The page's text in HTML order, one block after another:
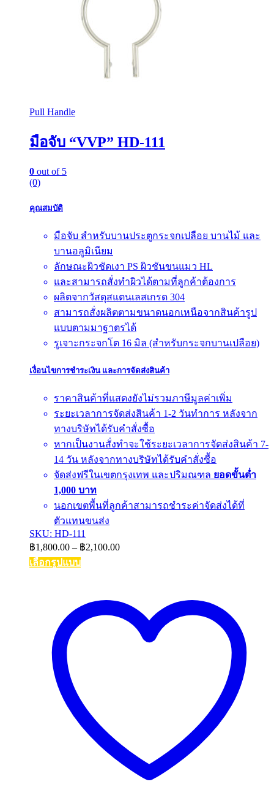
Pull Handle
มือจับ “VVP” HD-111
0 out of 5
(0)
คุณสมบัติ
มือจับ สำหรับบานประตูกระจกเปลือย บานไม้ และ
บานอลูมิเนียม
ลักษณะผิวชัดเงา PS ผิวชันขนแมว HL
และสามารถสั่งทำผิวได้ตามที่ลูกค้าต้องการ
ผลิตจากวัสดุสแตนเลสเกรด 304
สามารถสั่งผลิตตามขนาดนอกเหนือจากสินค้ารูป
แบบตามมาฐาตรได้
รูเจาะกระจกโต 16 มิล (สำหรับกระจกบานเปลือย)
เงื่อนไขการชำระเงิน และการจัดส่งสินค้า
ราคาสินค้าที่แสดงยังไม่รวมภาษีมูลค่าเพิ่ม
ระยะเวลาการจัดส่งสินค้า 1-2 วันทำการ หลังจาก
ทางบริษัทได้รับคำสั่งซื้อ
หากเป็นงานสั่งทำจะใช้ระยะเวลาการจัดส่งสินค้า 7-
14 วัน หลังจากทางบริษัทได้รับคำสั่งซื้อ
จัดส่งฟรีในเขตกรุงเทพ และปริมณฑล ยอดขั้นต่ำ
1,000 บาท
นอกเขตพื้นที่ลูกค้าสามารถชำระค่าจัดส่งได้ที่
ตัวแทนขนส่ง
SKU: HD-111
฿1,800.00 – ฿2,100.00Price
เลือกรูปแบบ
options
chosen